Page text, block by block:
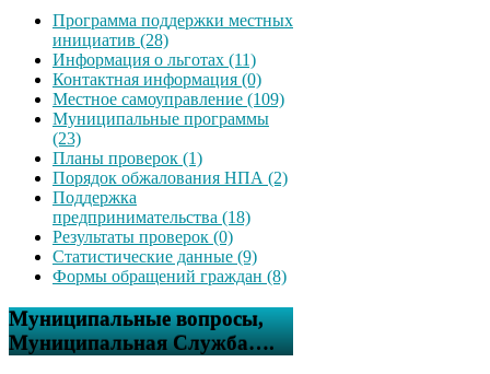
Программа поддержки местных
инициатив (28)
Информация о льготах (11)
Контактная информация (0)
Местное самоуправление (109)
Муниципальные программы
(23)
Планы проверок (1)
Порядок обжалования НПА (2)
Поддержка
предпринимательства (18)
Результаты проверок (0)
Статистические данные (9)
Формы обращений граждан (8)
Муниципальные вопросы,
Муниципальная Служба….